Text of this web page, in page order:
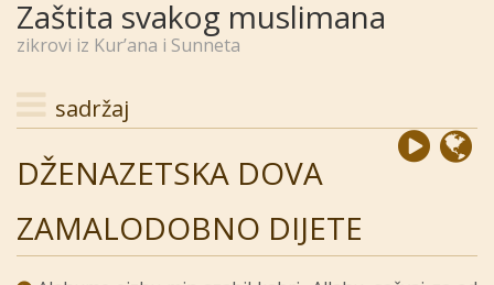
Zaštita svakog muslimana
zikrovi iz Kur’ana i Sunneta
sadržaj
DŽENAZETSKA DOVA
ZAMALODOBNO DIJETE